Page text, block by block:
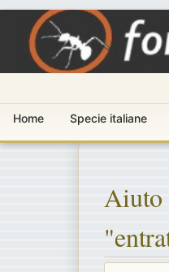
Home Specie italiane
Aiuto